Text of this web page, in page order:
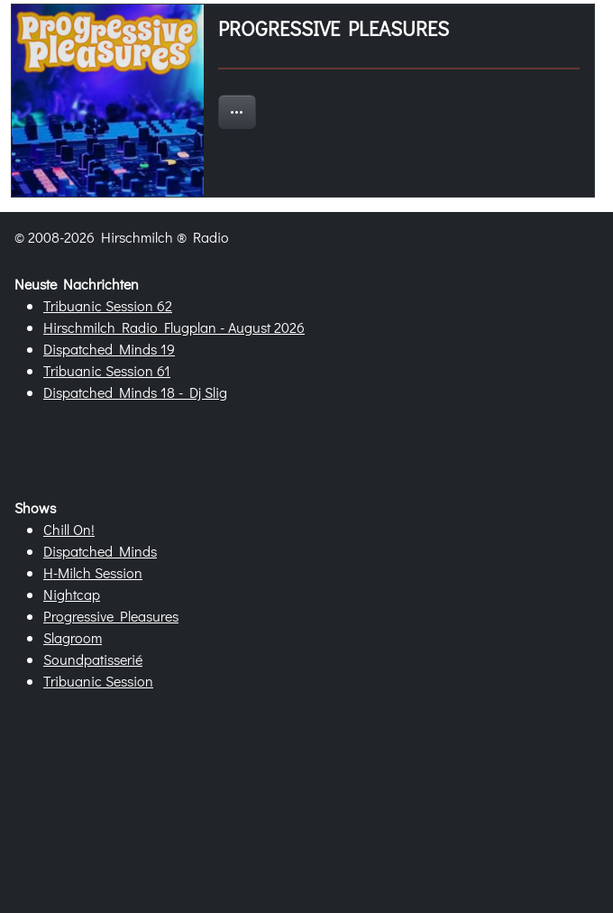
PROGRESSIVE PLEASURES
© 2008-2026 Hirschmilch ® Radio
Neuste Nachrichten
Tribuanic Session 62
Hirschmilch Radio Flugplan - August 2026
Dispatched Minds 19
Tribuanic Session 61
Dispatched Minds 18 - Dj Slig
Shows
Chill On!
Dispatched Minds
H-Milch Session
Nightcap
Progressive Pleasures
Slagroom
Soundpatisserié
Tribuanic Session